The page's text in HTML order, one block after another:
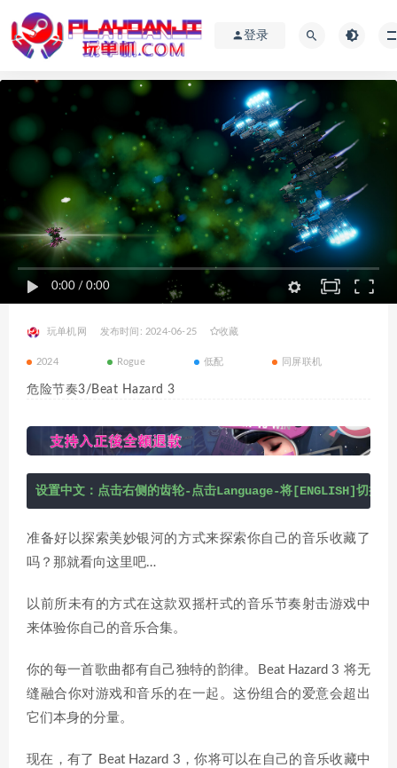
登录
0:00 / 0:00
玩单机网 发布时间: 2024-06-25 收藏
2024 Rogue 低配 同屏联机
危险节奏3/Beat Hazard 3
设置中文：点击右侧的齿轮-点击Language-将[ENGLISH]切换
准备好以探索美妙银河的方式来探索你自己的音乐收藏了
吗？那就看向这里吧…
以前所未有的方式在这款双摇杆式的音乐节奏射击游戏中
来体验你自己的音乐合集。
你的每一首歌曲都有自己独特的韵律。Beat Hazard 3 将无
缝融合你对游戏和音乐的在一起。这份组合的爱意会超出
它们本身的分量。
现在，有了 Beat Hazard 3，你将可以在自己的音乐收藏中